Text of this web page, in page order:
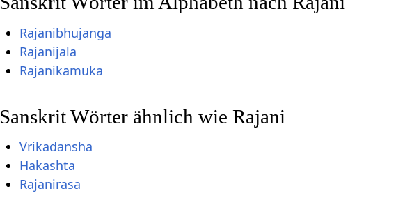
Rajanibhujanga
Rajanijala
Rajanikamuka
Sanskrit Wörter ähnlich wie Rajani
Vrikadansha
Hakashta
Rajanirasa